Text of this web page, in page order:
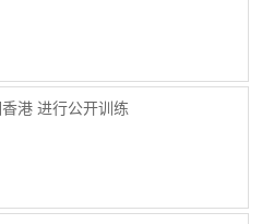
港 进行公开训练